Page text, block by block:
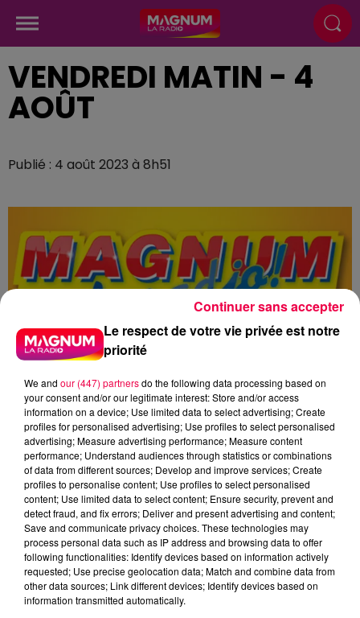
VENDREDI MATIN - 4
AOÛT
Publié : 4 août 2023 à 8h51
Flash infos
Crédit :Flash infos
Le respect de votre vie privée est notre
priorité
We and our (447) partnersdo the following data processing based on
your consent and/or our legitimate interest: Store and/or access
information on a device; Use limited data to select advertising; Create
profiles for personalised advertising; Use profiles to select personalised
advertising; Measure advertising performance; Measure content
performance; Understand audiences through statistics or combinations
of data from different sources; Develop and improve services; Create
profiles to personalise content; Use profiles to select personalised
content; Use limited data to select content; Ensure security, prevent and
detect fraud, and fix errors; Deliver and present advertising and content;
Save and communicate privacy choices. These technologies may
process personal data such as IP address and browsing data to offer
following functionalities: Identify devices based on information actively
requested; Use precise geolocation data; Match and combine data from
other data sources; Link different devices; Identify devices based on
information transmitted automatically.
Continuer sans accepter